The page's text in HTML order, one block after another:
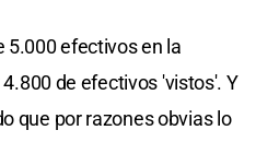
5.000 efectivos en la
de efectivos 'vistos'. Y
que por razones obvias lo